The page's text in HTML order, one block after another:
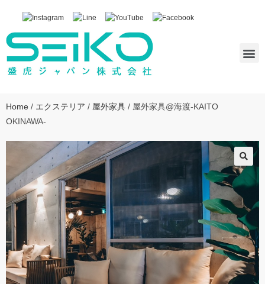
Home / エクステリア / 屋外家具 / 屋外家具@海渡-KAITO
OKINAWA-